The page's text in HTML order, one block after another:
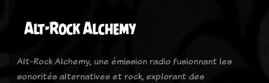
Alt-Rock Alchemy
Alt-Rock Alchemy, une émission radio fusionnant les
sonorités alternatives et rock, explorant des